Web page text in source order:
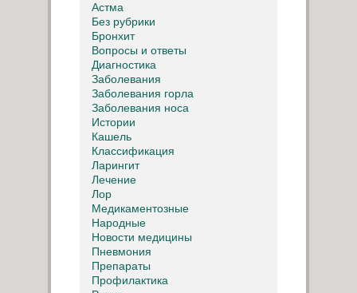
Астма
Без рубрики
Бронхит
Вопросы и ответы
Диагностика
Заболевания
Заболевания горла
Заболевания носа
Истории
Кашель
Классификация
Ларингит
Лечение
Лор
Медикаментозные
Народные
Новости медицины
Пневмония
Препараты
Профилактика